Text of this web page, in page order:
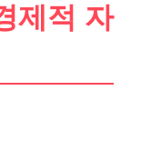
제적 자